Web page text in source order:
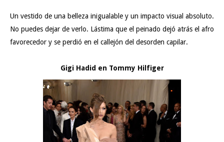
Un vestido de una belleza inigualable y un impacto visual absoluto.
No puedes dejar de verlo. Lástima que el peinado dejó atrás el afro
favorecedor y se perdió en el callejón del desorden capilar.
Gigi Hadid en Tommy Hilfiger